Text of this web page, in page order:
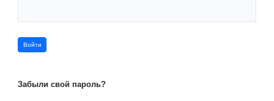
Забыли свой пароль?